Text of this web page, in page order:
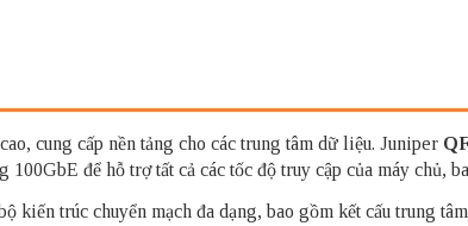
cung cấp nền tảng cho các trung tâm dữ liệu. Juniper
để hỗ trợ tất cả các tốc độ truy cập của máy chủ,
kiến ​​trúc chuyển mạch đa dạng, bao gồm kết cấu trung